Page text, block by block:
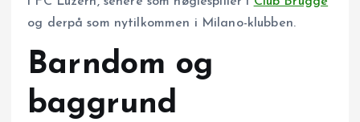
og derpå som nytilkommen i Milano-klubben.
Barndom og
baggrund